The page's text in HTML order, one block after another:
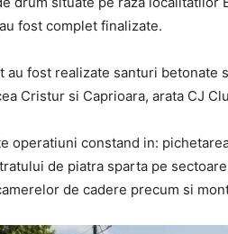
fost complet finalizate.
au fost realizate santuri betonate
Cristur si Caprioara, arata CJ
operatiuni constand in:
de piatra sparta pe
de cadere precum si